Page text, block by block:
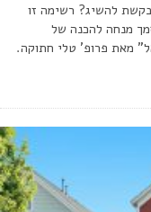
להשיג? רשימה זו
מנחה להכנה של
מאת פרופ' טלי חתוקה.